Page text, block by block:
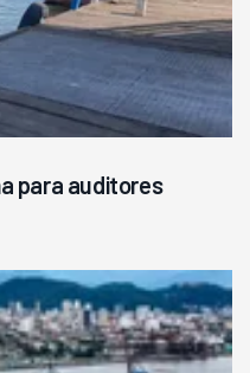
para auditores